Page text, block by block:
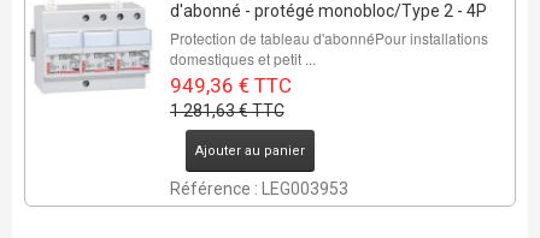
d'abonné - protégé monobloc/Type 2 - 4P
Protection de tableau d'abonnéPour installations
domestiques et petit ...
949,36 € TTC
1 281,63 € TTC
Ajouter au panier
Référence : LEG003953